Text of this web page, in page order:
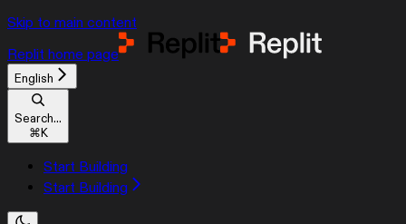
Skip to main content
Replit home page
English
Search...
⌘K
Start Building
Start Building